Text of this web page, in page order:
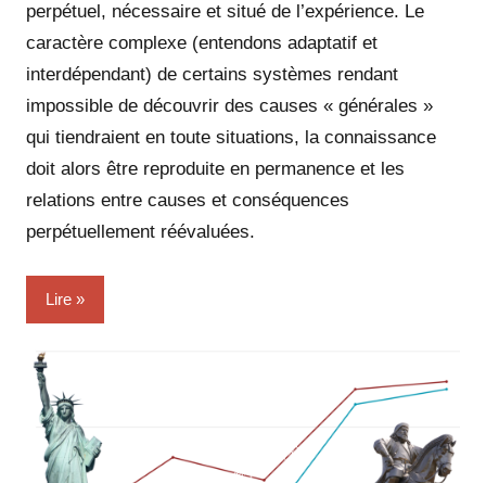
perpétuel, nécessaire et situé de l’expérience. Le
caractère complexe (entendons adaptatif et
interdépendant) de certains systèmes rendant
impossible de découvrir des causes « générales »
qui tiendraient en toute situations, la connaissance
doit alors être reproduite en permanence et les
relations entre causes et conséquences
perpétuellement réévaluées.
Lire